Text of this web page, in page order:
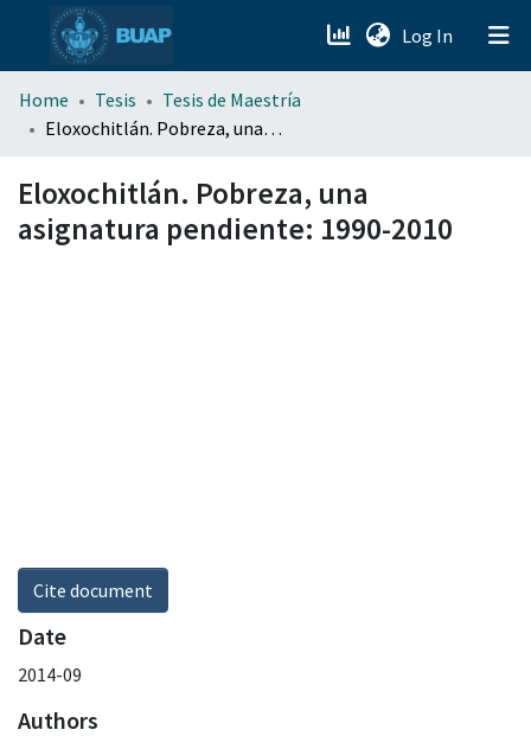
Log In (current)
menu.section.about_menu
Home Tesis
Tesis de Maestría
Eloxochitlán. Pobreza, una asignatura pendiente: 1990-2010
Eloxochitlán. Pobreza, una
asignatura pendiente: 1990-2010
Cite document
Date
2014-09
Authors